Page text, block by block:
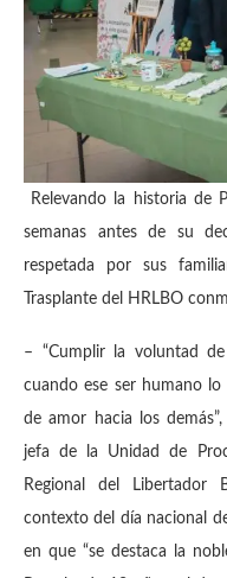
Relevando la historia de
semanas antes de su
respetada por sus
Trasplante del HRLBO
– “Cumplir la voluntad
cuando ese ser humano
de amor hacia los
jefa de la Unidad de
Regional del Libertador
contexto del día nacional
en que “se destaca la